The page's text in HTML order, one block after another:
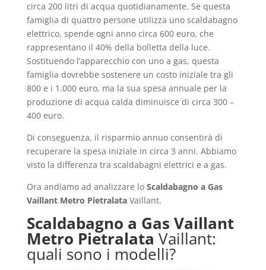
circa 200 litri di acqua quotidianamente. Se questa
famiglia di quattro persone utilizza uno scaldabagno
elettrico, spende ogni anno circa 600 euro, che
rappresentano il 40% della bolletta della luce.
Sostituendo l’apparecchio con uno a gas, questa
famiglia dovrebbe sostenere un costo iniziale tra gli
800 e i 1.000 euro, ma la sua spesa annuale per la
produzione di acqua calda diminuisce di circa 300 –
400 euro.
Di conseguenza, il risparmio annuo consentirà di
recuperare la spesa iniziale in circa 3 anni. Abbiamo
visto la differenza tra scaldabagni elettrici e a gas.
Ora andiamo ad analizzare lo Scaldabagno a Gas
Vaillant Metro PietralataVaillant.
Scaldabagno a Gas Vaillant
Metro Pietralata Vaillant:
quali sono i modelli?